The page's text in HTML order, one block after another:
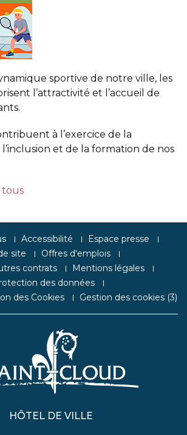
sportive de notre ville, les
l’attractivité et l’accueil de
à l’exercice de la
et de la formation de nos
tous
Accessibilité
Espace presse
site
Offres d'emplois
contrats
Mentions légales
des données
des Cookies
Gestion des cookies (3)
HÔTEL DE VILLE